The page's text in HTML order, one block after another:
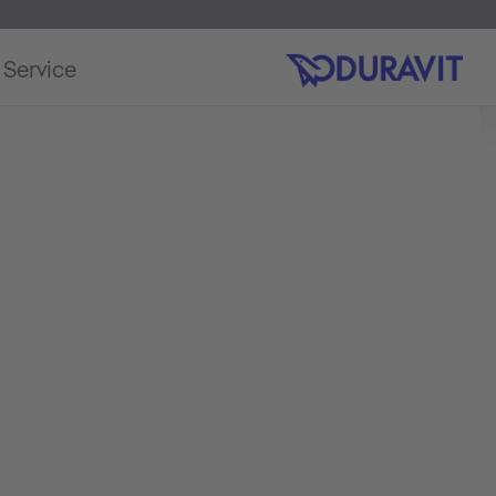
Service